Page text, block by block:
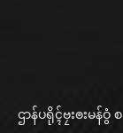
ဌာန်ပရိုၚ်ဗၠးၜးမန်